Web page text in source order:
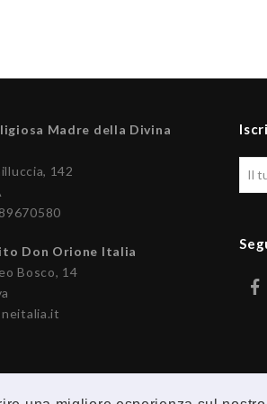
Madre della Divina
142
Don Orione Italia
Bosco, 14